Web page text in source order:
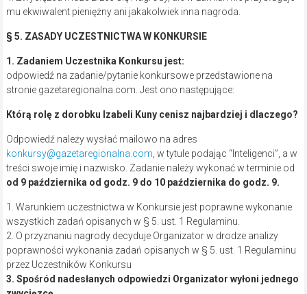
3. Spośród nadesłanych odpowiedzi Organizator wyłoni jednego
4. Zwycięzca Konkursu zostanie powiadomiony o wygranej i o
formie jej odbioru w wiadomości mailowej wysłanej z adresu
konkursy@gazetaregionalna.com
najpóźniej do 10 października
do godz. 22.
§ 7. ZAKRES ODPOWIEDZIALNOŚCI ORGANIZATORA
1. Organizator nie ponosi odpowiedzialności za rzetelność i
prawdziwość danych Uczestników Konkursu, w tym za brak
możliwości przekazania nagród, z przyczyny leżących po stronie
Uczestnika, w szczególności, jeśli ten nie podał prawdziwego adresu
2. Organizator oświadcza, że nie prowadzi kontroli, ani monitoringu
treści umieszczanych przez Uczestników w zakresie rzetelności i
prawdziwości, z zastrzeżeniem działań związanych z usunięciem
naruszeń Regulaminu lub przepisów powszechnie obowiązujących.
3. Organizator zastrzega sobie prawo do wykluczenia z udziału w
Konkursie Uczestników, których działania są sprzeczne z prawem